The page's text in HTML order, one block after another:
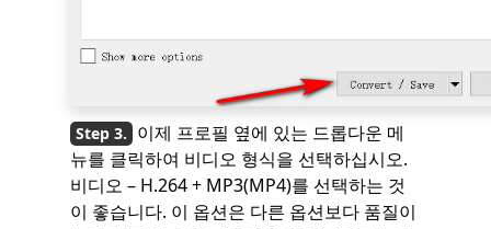
이제 프로필 옆에 있는 드롭다운 메
뉴를 클릭하여 비디오 형식을 선택하십시오.
비디오 – H.264 + MP3(MP4)를 선택하는 것
이 좋습니다. 이 옵션은 다른 옵션보다 품질이